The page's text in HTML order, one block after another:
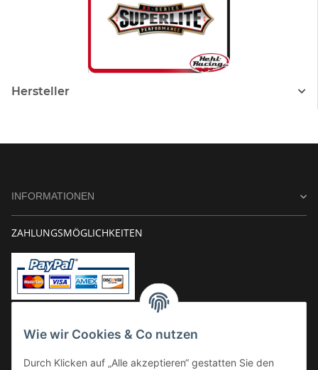
Wie wir Cookies & Co nutzen
Durch Klicken auf „Alle akzeptieren“ gestatten Sie den
Hersteller
INFORMATIONEN
ZAHLUNGSMÖGLICHKEITEN
Kauf auf Rechnung